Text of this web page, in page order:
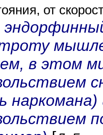
от
в этом
наркомана)